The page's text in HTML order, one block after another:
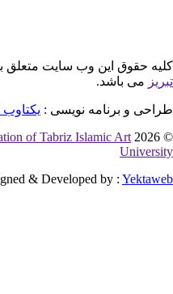
این وب سایت متعلق به
نویسی :یکتاوب افزار شرق
Publication of Tabriz Islamic
Designed & Developed